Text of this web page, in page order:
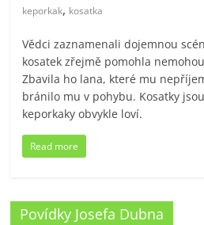
keporkak, kosatka
Vědci zaznamenali dojemnou
kosatek zřejmě pomohla
Zbavila ho lana, které mu
bránilo mu v pohybu. Kosatky
keporkaky obvykle loví.
Read more
Povídky Josefa Dubna